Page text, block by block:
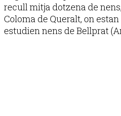
recull mitja dotzena de
Coloma de Queralt, on
estudien nens de Bellprat